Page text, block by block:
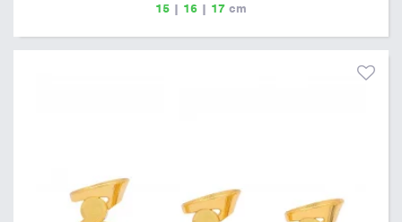
15 | 16 | 17 cm